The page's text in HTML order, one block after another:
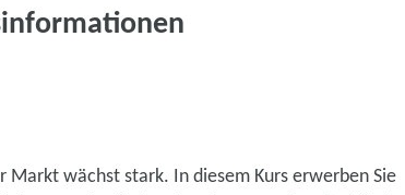
wächst stark. In diesem Kurs erwerben Sie